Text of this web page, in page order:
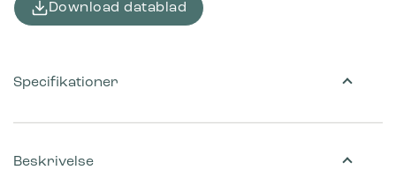
Download datablad
Beskrivelse
Specifikationer